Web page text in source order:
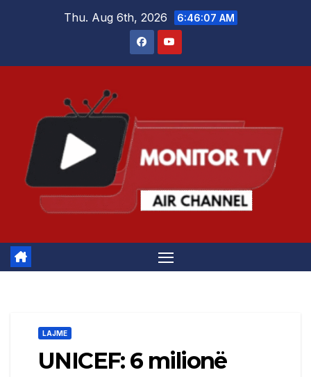
Thu. Aug 6th, 2026 6:46:08 AM
LAJME
UNICEF: 6 milionë